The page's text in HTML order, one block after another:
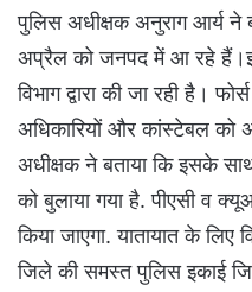
पुलिस अधीक्षक अनुराग आर्य ने
अप्रैल को जनपद में आ रहे
विभाग द्वारा की जा रही है।
अधिकारियों और कांस्टेबल को
अधीक्षक ने बताया कि इसके
को बुलाया गया है. पीएसी व
किया जाएगा. यातायात के लिए
जिले की समस्त पुलिस इकाई